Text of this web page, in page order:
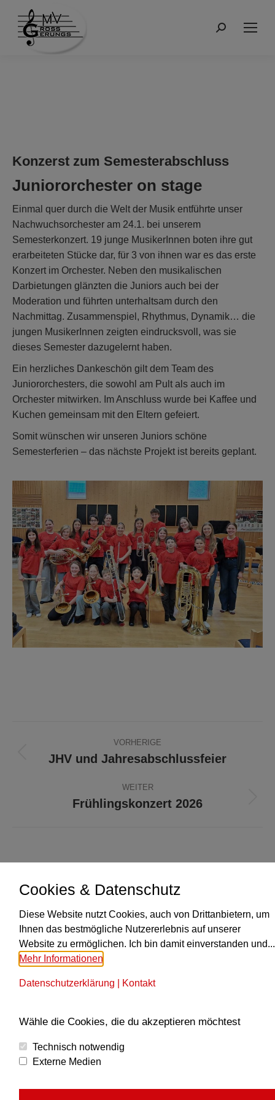
Suchen:
Konzerst zum Semesterabschluss
Juniororchester on stage
Einmal quer durch die Welt der Musik entführte unser
Nachwuchsorchester am 24.1. bei unserem
Semesterkonzert. 19 junge MusikerInnen boten ihre gut
erarbeiteten Stücke dar, für 3 von ihnen war es das erste
Konzert im Orchester. Neben den musikalischen
Darbietungen glänzten die Juniors auch bei der
Moderation und führten unterhaltsam durch den
Nachmittag. Zusammenspiel, Rhythmus, Dynamik… die
jungen MusikerInnen zeigten eindrucksvoll, was sie
dieses Semester dazugelernt haben.
Ein herzliches Dankeschön gilt dem Team des
Juniororchesters, die sowohl am Pult als auch im
Orchester mitwirken. Im Anschluss wurde bei Kaffee und
Kuchen gemeinsam mit den Eltern gefeiert.
Somit wünschen wir unseren Juniors schöne
Semesterferien – das nächste Projekt ist bereits geplant.
VORHERIGE
Vorheriger
JHV und Jahresabschlussfeier
WEITER
Nächster
Frühlingskonzert 2026
KONTAKT
Obmann Paul Traxler
+43 664 6183919
Finde uns auf:
wird
einem
Fenster
Alexander Reisinger
Cookies & Datenschutz
Diese Website nutzt Cookies, auch von Drittanbietern, um
Ihnen das bestmögliche Nutzererlebnis auf unserer
Website zu ermöglichen. Ich bin damit einverstanden und...
Mehr Informationen
Datenschutzerklärung Kontakt
Wähle die Cookies, die du akzeptieren möchtest
Technisch notwendig
Externe Medien